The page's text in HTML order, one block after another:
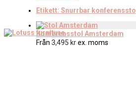
Etikett: Snurrbar konferensstol
Konferensstol Amsterdam
Från 3,495 krex. moms